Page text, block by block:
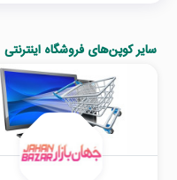
سایر کوپن‌های فروشگاه اینترنتی